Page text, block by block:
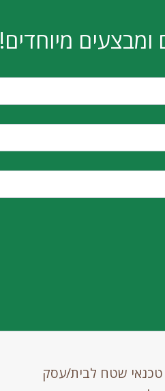
ומבצעים מיוחדים!
טכנאי שטח לבית/עסק